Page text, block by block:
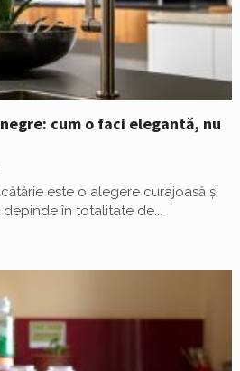
cum o faci elegantă, nu
este o alegere curajoasă și
în totalitate de...